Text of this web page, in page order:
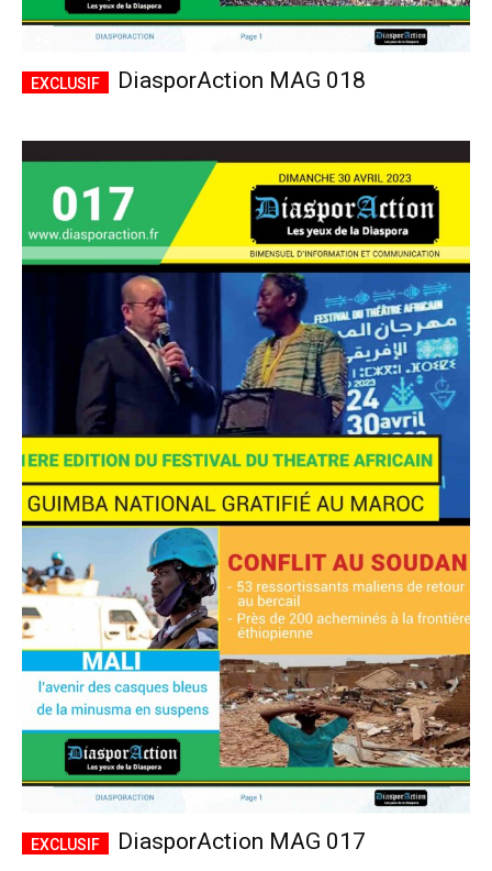
DiasporAction MAG 018
DiasporAction MAG 017